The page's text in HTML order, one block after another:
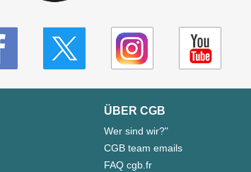
ÜBER CGB
Wer sind wir?"
CGB team emails
FAQ cgb.fr